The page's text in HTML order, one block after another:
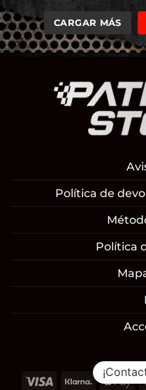
CARGAR MÁS
Política de
Política
Visa Klarna